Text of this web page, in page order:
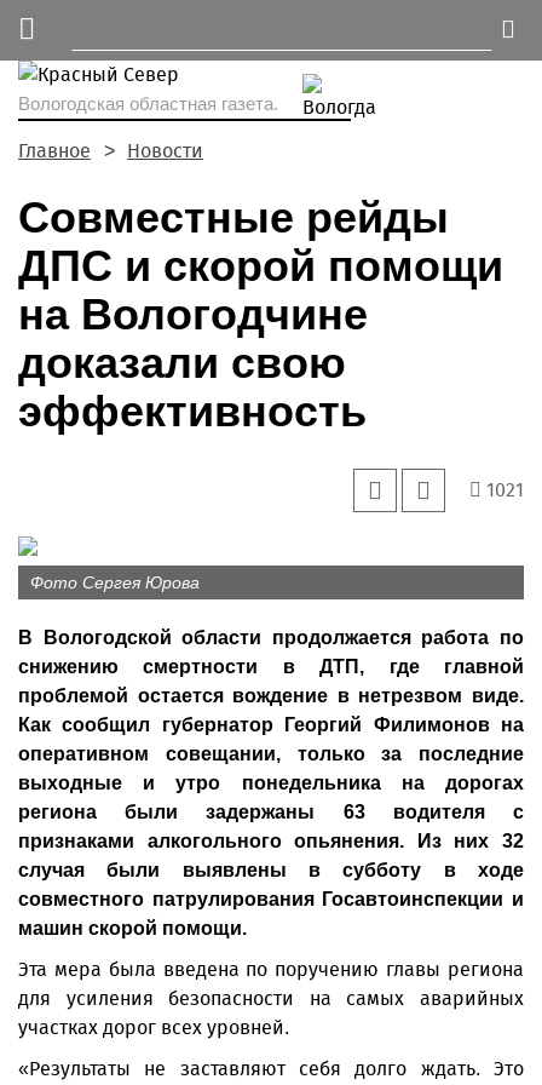
Вологодская областная газета.
Главное Новости
Совместные рейды
ДПС и скорой помощи
на Вологодчине
доказали свою
эффективность
1021
Фото Сергея Юрова
В Вологодской области продолжается работа по
снижению смертности в ДТП, где главной
проблемой остается вождение в нетрезвом виде.
Как сообщил губернатор Георгий Филимонов на
оперативном совещании, только за последние
выходные и утро понедельника на дорогах
региона были задержаны 63 водителя с
признаками алкогольного опьянения. Из них 32
случая были выявлены в субботу в ходе
совместного патрулирования Госавтоинспекции и
машин скорой помощи.
Эта мера была введена по поручению главы региона
для усиления безопасности на самых аварийных
участках дорог всех уровней.
«Результаты не заставляют себя долго ждать. Это